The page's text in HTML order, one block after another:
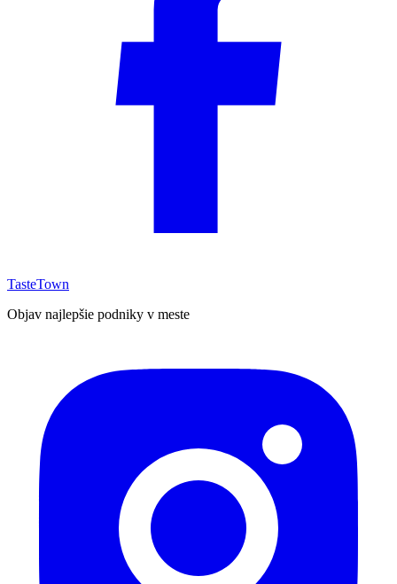
TasteTown
Objav najlepšie podniky v meste